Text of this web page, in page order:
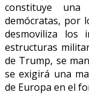
constituye
demócratas, por
desmoviliza los
estructuras
de Trump, se
se exigirá una
de Europa en el